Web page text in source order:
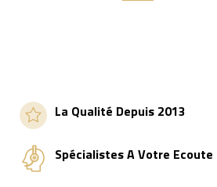
La Qualité Depuis 2013
Spécialistes A Votre Ecoute